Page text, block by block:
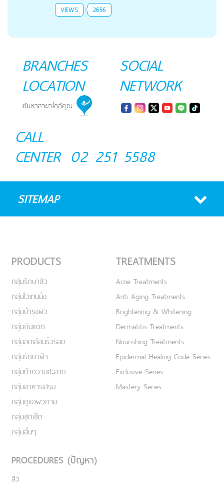
VIEWS 2656
BRANCHES
LOCATION
SOCIAL
NETWORK
CALL
CENTER 02 251 5588
SITEMAP
PRODUCTS
กลุ่มรักษาสิว
กลุ่มไวเทนนิ่ง
กลุ่มบำรุงผิว
กลุ่มกันแดด
กลุ่มลดเลือนริ้วรอย
กลุ่มรักษาฝ้า
กลุ่มทำความสะอาด
กลุ่มอาหารเสริม
กลุ่มดูแลผิวกาย
กลุ่มชุดเซ็ต
กลุ่มอื่นๆ
TREATMENTS
Acne Treatments
Anti Aging Treatments
Brightening & Whitening
Dermatitis Treatments
Nourishing Treatments
Epidermal Healing Code Series
Exclusive Series
Mastery Series
PROCEDURES (ปัญหา)
สิว